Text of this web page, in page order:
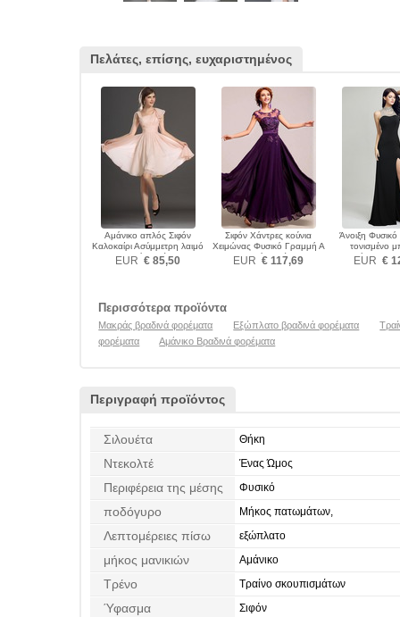
Πελάτες, επίσης, ευχαριστημένος
Αμάνικο απλός Σιφόν
Καλοκαίρι Ασύμμετρη λαιμό
Βραδινά φορέματα
EUR € 85,50
Σιφόν Χάντρες κούνια
Χειμώνας Φυσικό Γραμμή Α
Βραδινά φορέματα
EUR € 117,69
Άνοιξη
τονισμένο
εξώπλατο
EUR €
Περισσότερα προϊόντα
Μακράς βραδινά φορέματα Εξώπλατο βραδινά φορέματα
φορέματα
Αμάνικο Βραδινά φορέματα
Περιγραφή προϊόντος
Σιλουέτα Θήκη
Ντεκολτέ Ένας Ώμος
Περιφέρεια της μέσης Φυσικό
ποδόγυρο Μήκος πατωμάτων,
Λεπτομέρειες πίσω εξώπλατο
μήκος μανικιών Αμάνικο
Τρένο Τραίνο σκουπισμάτων
Ύφασμα Σιφόν